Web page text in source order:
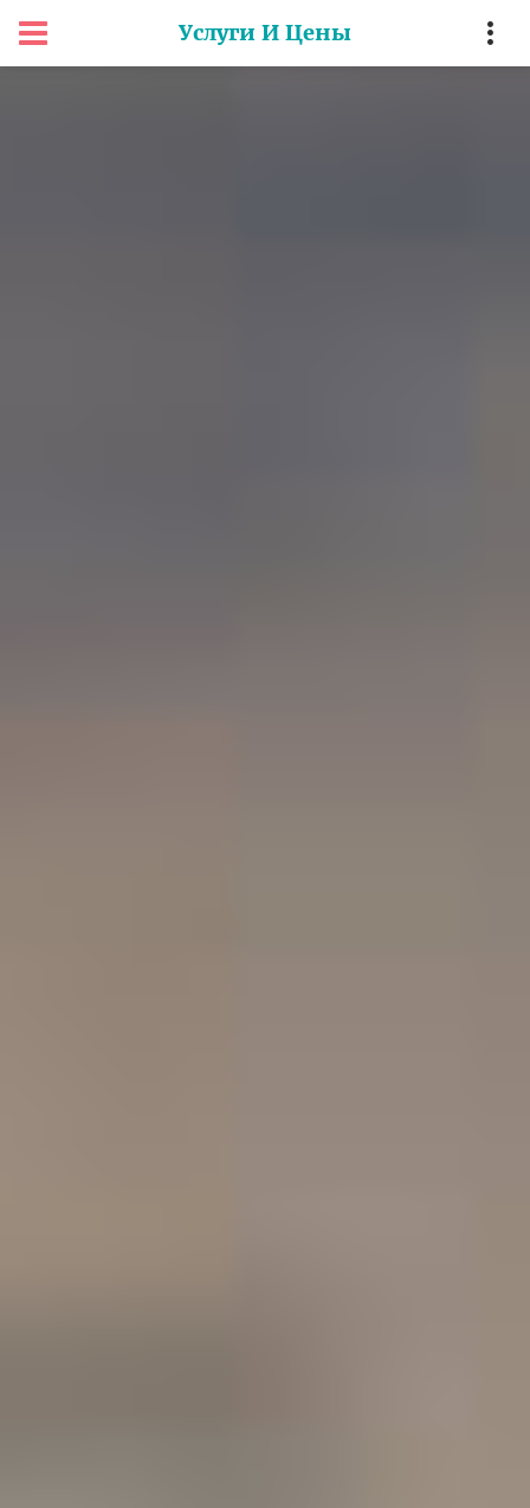
Услуги И Цены